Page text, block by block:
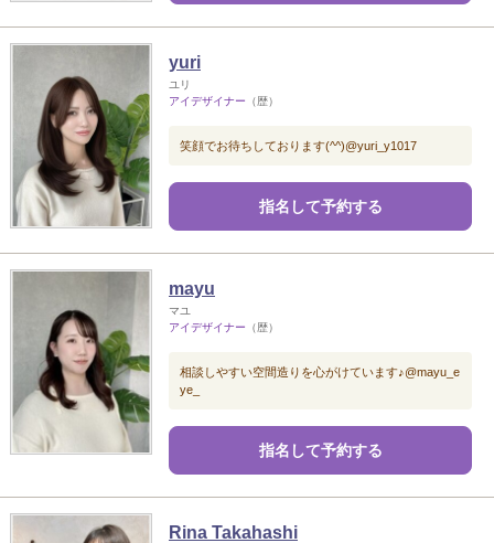
yuri
ユリ
アイデザイナー （歴）
笑顔でお待ちしております(^^)@yuri_y1017
指名して予約する
mayu
マユ
アイデザイナー （歴）
相談しやすい空間造りを心がけています♪@mayu_e
ye_
指名して予約する
Rina Takahashi